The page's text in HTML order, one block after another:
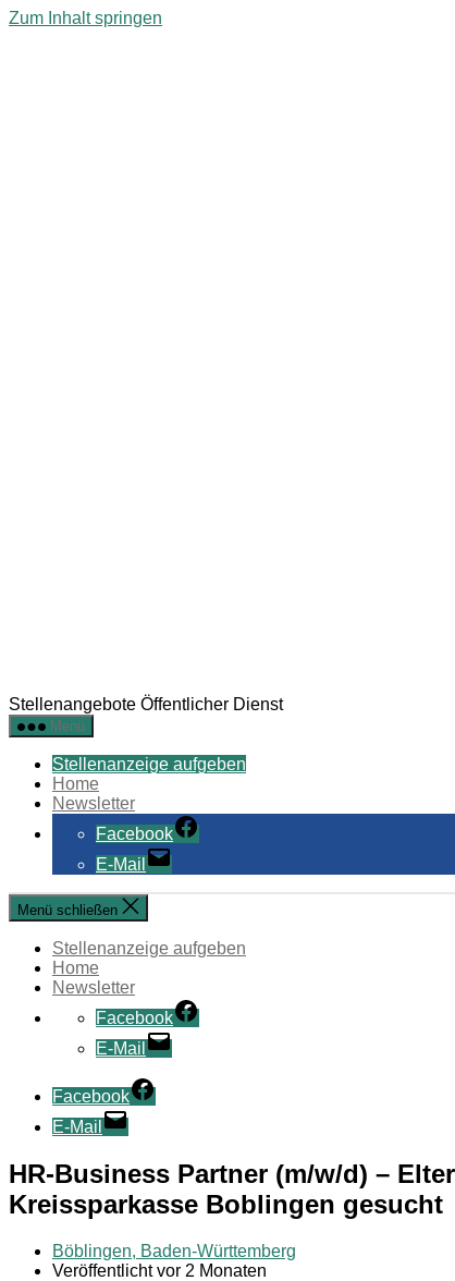
Zum Inhalt springen
Stellenangebote Öffentlicher Dienst
Menü
Stellenanzeige aufgeben
Home
Newsletter
Facebook
E-Mail
Menü schließen
Stellenanzeige aufgeben
Home
Newsletter
Facebook
E-Mail
Facebook
E-Mail
HR-Business Partner (m/w/d) –
Kreissparkasse Boblingen gesucht
Böblingen, Baden-Württemberg
Veröffentlicht vor 2 Monaten